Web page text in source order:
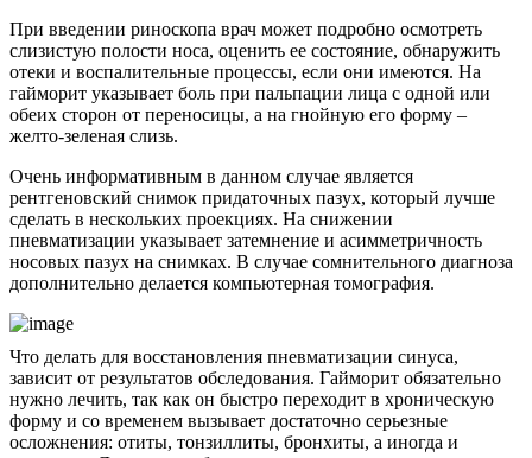
При введении риноскопа врач может подробно осмотреть
слизистую полости носа, оценить ее состояние, обнаружить
отеки и воспалительные процессы, если они имеются. На
гайморит указывает боль при пальпации лица с одной или
обеих сторон от переносицы, а на гнойную его форму –
желто-зеленая слизь.
Очень информативным в данном случае является
рентгеновский снимок придаточных пазух, который лучше
сделать в нескольких проекциях. На снижении
пневматизации указывает затемнение и асимметричность
носовых пазух на снимках. В случае сомнительного диагноза
дополнительно делается компьютерная томография.
Что делать для восстановления пневматизации синуса,
зависит от результатов обследования. Гайморит обязательно
нужно лечить, так как он быстро переходит в хроническую
форму и со временем вызывает достаточно серьезные
осложнения: отиты, тонзиллиты, бронхиты, а иногда и